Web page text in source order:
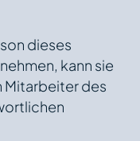
dieses
kann sie
Mitarbeiter des